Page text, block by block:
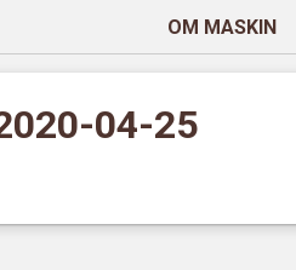
OM MASKIN
04-25